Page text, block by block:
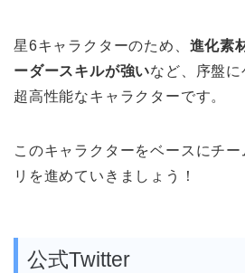
星6キャラクターのため、 進化素
ーダースキルが強いなど、序盤に
超高性能なキャラクターです。
このキャラクターをベースにチ
リを進めていきましょう！
公式Twitter